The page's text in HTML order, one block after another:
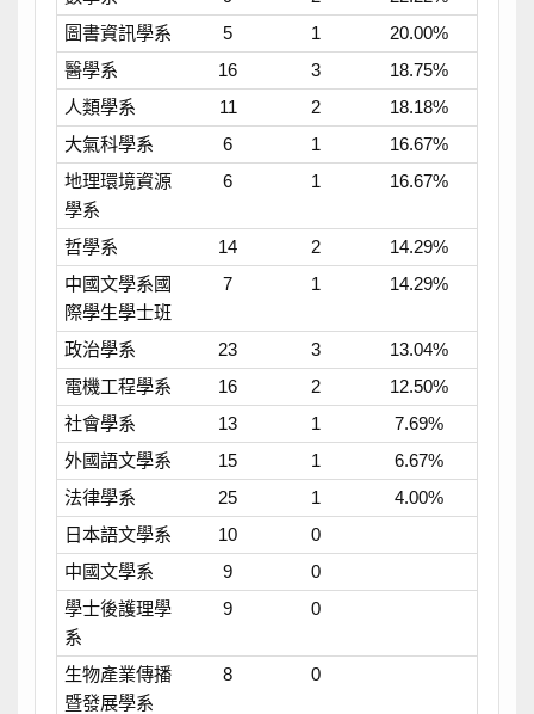
圖書資訊學系
5 1
20.00%
醫學系
16 3
18.75%
人類學系
11 2
18.18%
大氣科學系
6 1
16.67%
地理環境資源
學系
6 1 16.67%
哲學系 14 2
14.29%
中國文學系國
際學生學士班
7 1 14.29%
政治學系 23 3
13.04%
電機工程學系
16 2
12.50%
社會學系
13 1
7.69%
外國語文學系
15 1
6.67%
法律學系
25 1
4.00%
日本語文學系
10
0
中國文學系
9
0
學士後護理學
系
9 0
生物產業傳播
暨發展學系
8 0